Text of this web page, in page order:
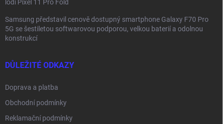
lodi Pixel 11 Pro Fold
Samsung představil cenově dostupný smartphone Galaxy F70 Pro
5G se šestiletou softwarovou podporou, velkou baterií a odolnou
konstrukcí
DŮLEŽITÉ ODKAZY
Doprava a platba
Obchodní podmínky
Reklamační podmínky